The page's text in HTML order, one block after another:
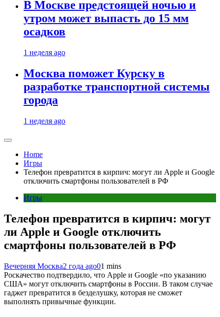
В Москве предстоящей ночью и
утром может выпасть до 15 мм
осадков
1 неделя ago
Москва поможет Курску в
разработке транспортной системы
города
1 неделя ago
Home
Игры
Телефон превратится в кирпич: могут ли Apple и Google
отключить смартфоны пользователей в РФ
Игры
Телефон превратится в кирпич: могут
ли Apple и Google отключить
смартфоны пользователей в РФ
Вечерняя Москва2 года ago01 mins
Роскачество подтвердило, что Apple и Google «по указанию
США» могут отключить смартфоны в России. В таком случае
гаджет превратится в безделушку, которая не сможет
выполнять привычные функции.